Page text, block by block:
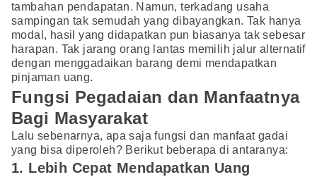
tambahan pendapatan. Namun, terkadang usaha
sampingan tak semudah yang dibayangkan. Tak hanya
modal, hasil yang didapatkan pun biasanya tak sebesar
harapan. Tak jarang orang lantas memilih jalur alternatif
dengan menggadaikan barang demi mendapatkan
pinjaman uang.
Fungsi Pegadaian dan Manfaatnya
Bagi Masyarakat
Lalu sebenarnya, apa saja fungsi dan manfaat gadai
yang bisa diperoleh? Berikut beberapa di antaranya:
1. Lebih Cepat Mendapatkan Uang